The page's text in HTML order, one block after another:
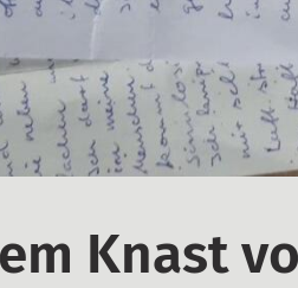
Gerichtsentscheidungen
Verfassungsbeschwerden
Knast